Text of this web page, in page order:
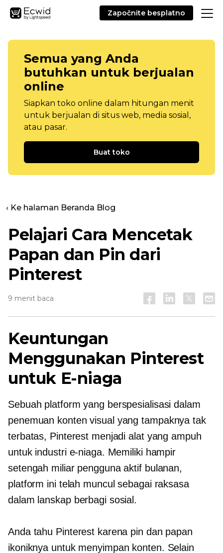
Započnite besplatno
Semua yang Anda
butuhkan untuk berjualan
online
Siapkan toko online dalam hitungan menit
untuk berjualan di situs web, media sosial,
atau pasar.
Buat toko
‹ Ke halaman Beranda Blog
Pelajari Cara Mencetak
Papan dan Pin dari
Pinterest
9 menit baca
Keuntungan
Menggunakan Pinterest
untuk E-niaga
Sebuah platform yang berspesialisasi dalam
penemuan konten visual yang tampaknya tak
terbatas, Pinterest menjadi alat yang ampuh
untuk industri e-niaga. Memiliki hampir
setengah miliar pengguna aktif bulanan,
platform ini telah muncul sebagai raksasa
dalam lanskap berbagi sosial.
Anda tahu Pinterest karena pin dan papan
ikoniknya untuk menyimpan konten. Selain